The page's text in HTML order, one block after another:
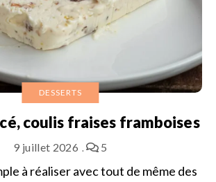
DESSERTS
coulis fraises framboises
9 juillet 2026 5
à réaliser avec tout de même des